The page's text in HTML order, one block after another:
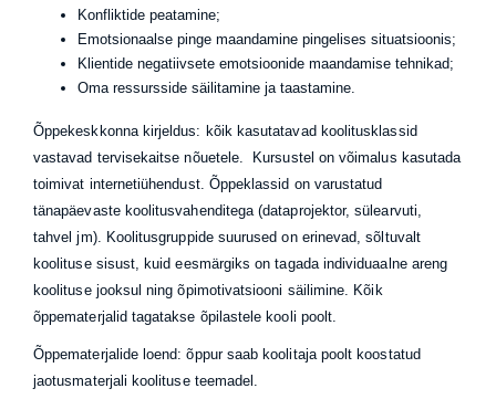
Konfliktide peatamine;
Emotsionaalse pinge maandamine pingelises situatsioonis;
Klientide negatiivsete emotsioonide maandamise tehnikad;
Oma ressursside säilitamine ja taastamine.
Õppekeskkonna kirjeldus: kõik kasutatavad koolitusklassid
vastavad tervisekaitse nõuetele. Kursustel on võimalus kasutada
toimivat internetiühendust. Õppeklassid on varustatud
tänapäevaste koolitusvahenditega (dataprojektor, sülearvuti,
tahvel jm). Koolitusgruppide suurused on erinevad, sõltuvalt
koolituse sisust, kuid eesmärgiks on tagada individuaalne areng
koolituse jooksul ning õpimotivatsiooni säilimine. Kõik
õppematerjalid tagatakse õpilastele kooli poolt.
Õppematerjalide loend: õppur saab koolitaja poolt koostatud
jaotusmaterjali koolituse teemadel.